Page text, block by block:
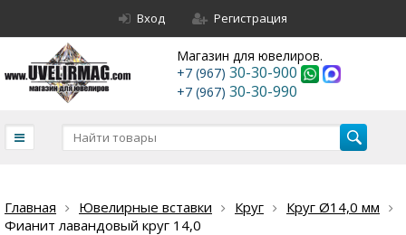
Вход Регистрация
Магазин для ювелиров.
+7 (967) 30-30-900
+7 (967) 30-30-990
Главная Ювелирные вставки Круг
Круг Ø14,0 мм
Фианит лавандовый круг 14,0